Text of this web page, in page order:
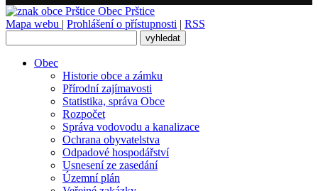
Obec Prštice
Mapa webu | Prohlášení o přístupnosti | RSS
Obec
Historie obce a zámku
Přírodní zajímavosti
Statistika, správa Obce
Rozpočet
Správa vodovodu a kanalizace
Ochrana obyvatelstva
Odpadové hospodářství
Usnesení ze zasedání
Územní plán